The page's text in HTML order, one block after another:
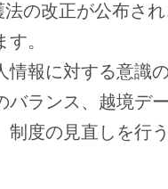
の改正が公布さ
。
報に対する意識
バランス、越境デ
制度の見直しを行